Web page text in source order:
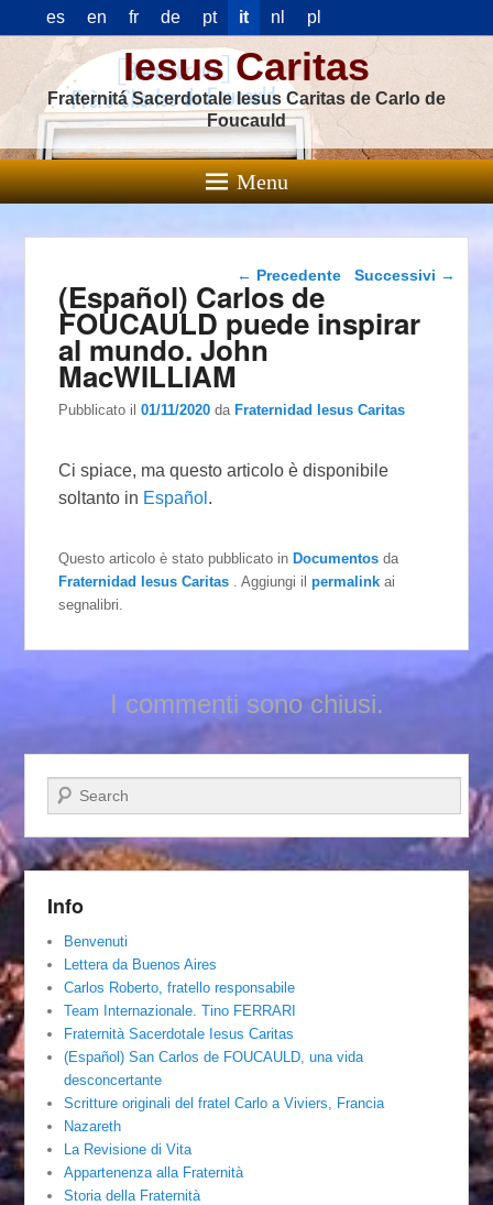
es en fr de pt it nl pl
Iesus Caritas
Fraternitá Sacerdotale Iesus Caritas de Carlo de
Foucauld
Menu
Navigazione articolo
← Precedente Successivi →
(Español) Carlos de
FOUCAULD puede inspirar
al mundo. John
MacWILLIAM
Pubblicato il01/11/2020 daFraternidad Iesus Caritas
Ci spiace, ma questo articolo è disponibile
soltanto in Español .
Questo articolo è stato pubblicato inDocumentos da
Fraternidad Iesus Caritas
. Aggiungi ilpermalink ai
segnalibri.
I commenti sono chiusi.
Cerca
Info
Benvenuti
Lettera da Buenos Aires
Carlos Roberto, fratello responsabile
Team Internazionale. Tino FERRARI
Fraternità Sacerdotale Iesus Caritas
(Español) San Carlos de FOUCAULD, una vida
desconcertante
Scritture originali del fratel Carlo a Viviers, Francia
Nazareth
La Revisione di Vita
Appartenenza alla Fraternità
Storia della Fraternità